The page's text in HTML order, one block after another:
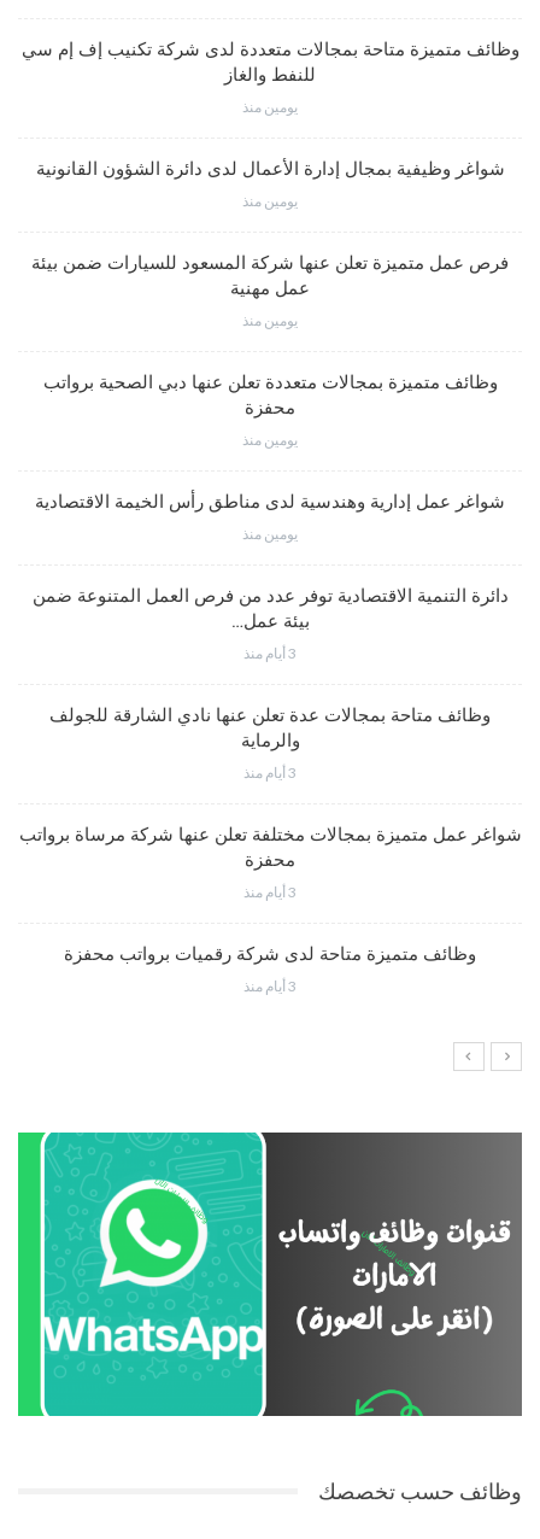
وظائف متميزة متاحة بمجالات متعددة لدى شركة تكنيب إف إم سي
للنفط والغاز
يومين منذ
شواغر وظيفية بمجال إدارة الأعمال لدى دائرة الشؤون القانونية
يومين منذ
فرص عمل متميزة تعلن عنها شركة المسعود للسيارات ضمن بيئة
عمل مهنية
يومين منذ
وظائف متميزة بمجالات متعددة تعلن عنها دبي الصحية برواتب
محفزة
يومين منذ
شواغر عمل إدارية وهندسية لدى مناطق رأس الخيمة الاقتصادية
يومين منذ
دائرة التنمية الاقتصادية توفر عدد من فرص العمل المتنوعة ضمن
بيئة عمل…
3 أيام منذ
وظائف متاحة بمجالات عدة تعلن عنها نادي الشارقة للجولف
والرماية
3 أيام منذ
شواغر عمل متميزة بمجالات مختلفة تعلن عنها شركة مرساة برواتب
محفزة
3 أيام منذ
وظائف متميزة متاحة لدى شركة رقميات برواتب محفزة
3 أيام منذ
وظائف حسب تخصصك